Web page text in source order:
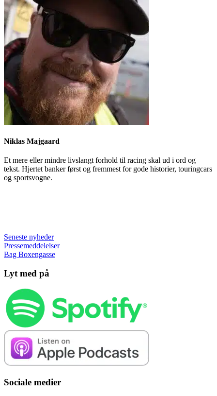
Niklas Majgaard
Et mere eller mindre livslangt forhold til racing skal ud i ord og
tekst. Hjertet banker først og fremmest for gode historier, touringcars
og sportsvogne.
Seneste nyheder
Pressemeddelelser
Bag Boxengasse
Lyt med på
Sociale medier